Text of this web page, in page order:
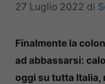
27 Luglio 2022 di
Finalmente la
ad abbassarsi:
oggi su tutta Italia,